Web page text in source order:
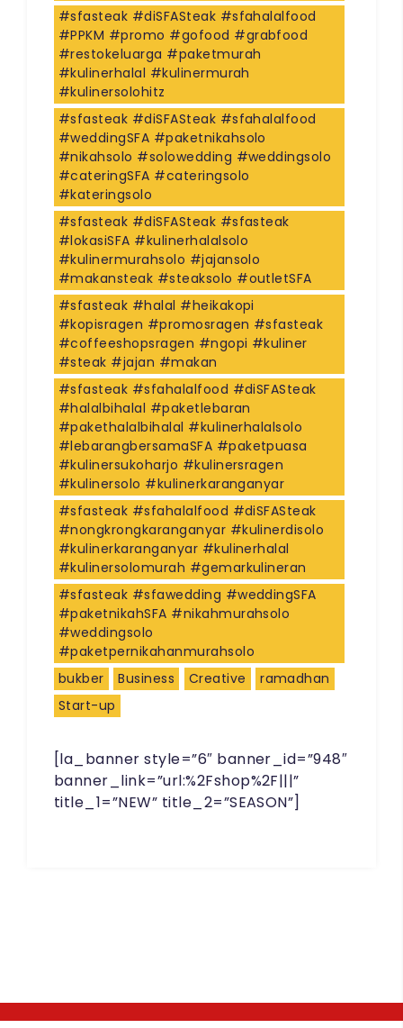
#sfasteak #diSFASteak #sfahalalfood
#PPKM #promo #gofood #grabfood
#restokeluarga #paketmurah
#kulinerhalal #kulinermurah
#kulinersolohitz
#sfasteak #diSFASteak #sfahalalfood
#weddingSFA #paketnikahsolo
#nikahsolo #solowedding #weddingsolo
#cateringSFA #cateringsolo
#kateringsolo
#sfasteak #diSFASteak #sfasteak
#lokasiSFA #kulinerhalalsolo
#kulinermurahsolo #jajansolo
#makansteak #steaksolo #outletSFA
#sfasteak #halal #heikakopi
#kopisragen #promosragen #sfasteak
#coffeeshopsragen #ngopi #kuliner
#steak #jajan #makan
#sfasteak #sfahalalfood #diSFASteak
#halalbihalal #paketlebaran
#pakethalalbihalal #kulinerhalalsolo
#lebarangbersamaSFA #paketpuasa
#kulinersukoharjo #kulinersragen
#kulinersolo #kulinerkaranganyar
#sfasteak #sfahalalfood #diSFASteak
#nongkrongkaranganyar #kulinerdisolo
#kulinerkaranganyar #kulinerhalal
#kulinersolomurah #gemarkulineran
#sfasteak #sfawedding #weddingSFA
#paketnikahSFA #nikahmurahsolo
#weddingsolo
#paketpernikahanmurahsolo
bukber
Business Creative
ramadhan
Start-up
[la_banner style=”6″ banner_id=”948″
banner_link=”url:%2Fshop%2F|||”
title_1=”NEW” title_2=”SEASON”]